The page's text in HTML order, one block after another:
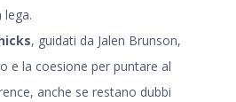
lega.
, guidati da Jalen Brunson,
e la coesione per puntare al
anche se restano dubbi